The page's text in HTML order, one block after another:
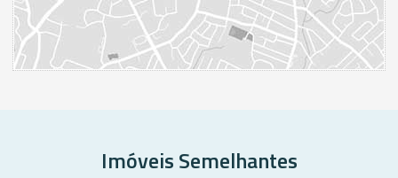
Imóveis Semelhantes